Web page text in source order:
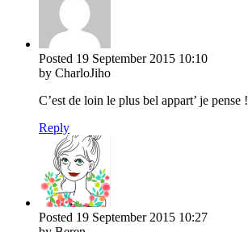
Posted 19 September 2015 10:10
by CharloJiho
C’est de loin le plus bel appart’ je pense !
Reply
Posted 19 September 2015 10:27